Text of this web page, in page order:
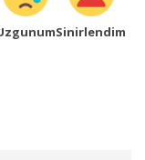
Sinirlendim